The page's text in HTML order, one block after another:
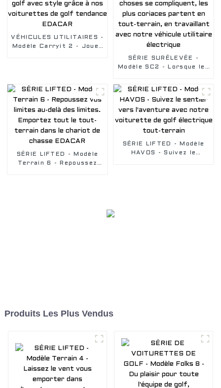
logement avec notre
voiturette de golf
VÉHICULES UTILITAIRES -
Modèle Carryit 2 - Jouez
SÉRIE SURÉLEVÉE -
Modèle SC2 - Lorsque les
les plus coriaces partent
travaillant avec notre
véhicule utilitaire
électrique
SÉRIE LIFTED - Modèle
Terrain 6 - Repoussez
SÉRIE LIFTED - Modèle
HAVOS - Suivez le
Produits Les Plus Vendus